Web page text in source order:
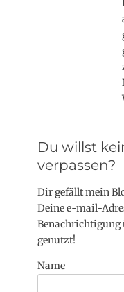
Du willst
verpassen?
Dir gefällt mein
Deine e-mail-
Benachrichtigung
genutzt!
Name